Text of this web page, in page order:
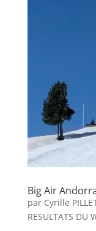
Big Air
par Cyrille
RESULTATS DU